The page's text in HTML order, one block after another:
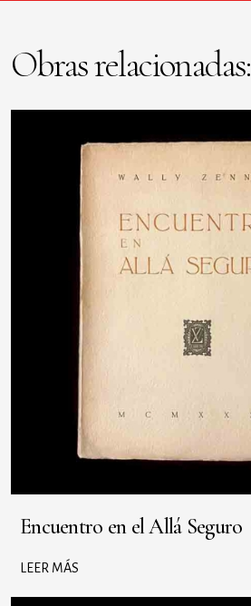
Obras relacionadas:
Encuentro en el Allá Seguro
LEER MÁS